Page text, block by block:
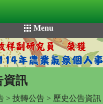
Menu
資訊
> 技轉公告 > 歷史公告資訊